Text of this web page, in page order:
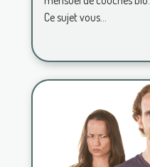
Ce sujet vous...